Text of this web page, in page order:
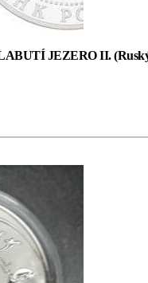
JEZERO II.